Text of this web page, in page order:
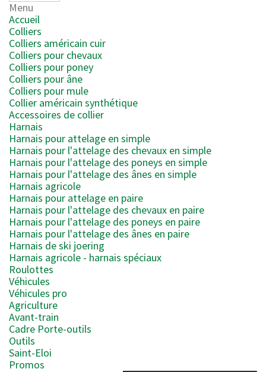
Menu
Accueil
Colliers
Colliers américain cuir
Colliers pour chevaux
Colliers pour poney
Colliers pour âne
Colliers pour mule
Collier américain synthétique
Accessoires de collier
Harnais
Harnais pour attelage en simple
Harnais pour l'attelage des chevaux en simple
Harnais pour l'attelage des poneys en simple
Harnais pour l'attelage des ânes en simple
Harnais agricole
Harnais pour attelage en paire
Harnais pour l'attelage des chevaux en paire
Harnais pour l'attelage des poneys en paire
Harnais pour l'attelage des ânes en paire
Harnais de ski joering
Harnais agricole - harnais spéciaux
Roulottes
Véhicules
Véhicules pro
Agriculture
Avant-train
Cadre Porte-outils
Outils
Saint-Eloi
Promos